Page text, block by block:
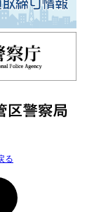
る